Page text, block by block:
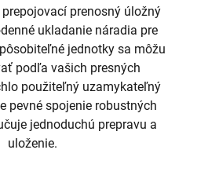
prenosný úložný
ukladanie náradia pre
jednotky sa môžu
podľa vašich presných
použiteľný uzamykateľný
pevné spojenie robustných
jednoduchú prepravu a
uloženie.